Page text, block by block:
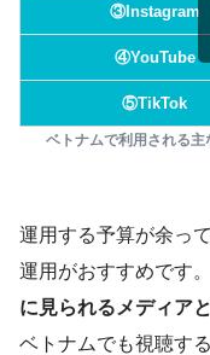
③Instagram
④YouTube
⑤TikTok
ベトナムで利用される
運用する予算が余っ
運用がおすすめです。
に見られるメディア
ベトナムでも視聴す